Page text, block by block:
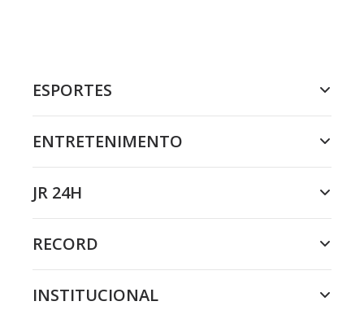
ESPORTES
ENTRETENIMENTO
JR 24H
RECORD
INSTITUCIONAL